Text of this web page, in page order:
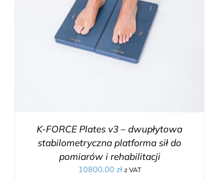
K-FORCE Plates v3 – dwupłytowa
stabilometryczna platforma sił do
pomiarów i rehabilitacji
10800.00 zł z VAT